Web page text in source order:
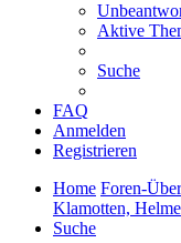
Aktive
Suche
FAQ
Anmelden
Registrieren
Home Foren-
Klamotten, Helme
Suche